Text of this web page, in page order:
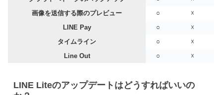
画像を送信する際のプレビュー
○
☓
LINE Pay
○
☓
タイムライン
○
☓
Line Out
○ ☓
LINE Liteのアップデートはどうすればいいの